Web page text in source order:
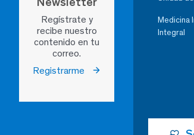
Regístrate y
recibe nuestro
contenido en tu
correo.
Registrarme
Medicina
Integral